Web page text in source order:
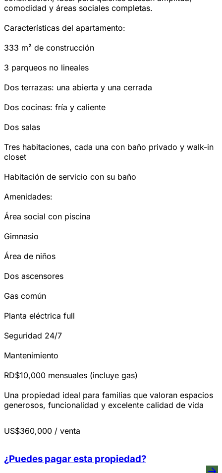
comodidad y áreas sociales completas.
Características del apartamento:
333 m² de construcción
3 parqueos no lineales
Dos terrazas: una abierta y una cerrada
Dos cocinas: fría y caliente
Dos salas
Tres habitaciones, cada una con baño privado y walk-in
closet
Habitación de servicio con su baño
Amenidades:
Área social con piscina
Gimnasio
Área de niños
Dos ascensores
Gas común
Planta eléctrica full
Seguridad 24/7
Mantenimiento
RD$10,000 mensuales (incluye gas)
Una propiedad ideal para familias que valoran espacios
generosos, funcionalidad y excelente calidad de vida
US$360,000 / venta
¿Puedes pagar esta propiedad?